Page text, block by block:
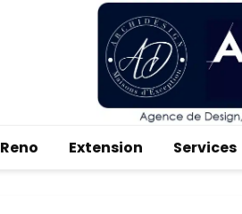
Reno Extension Services